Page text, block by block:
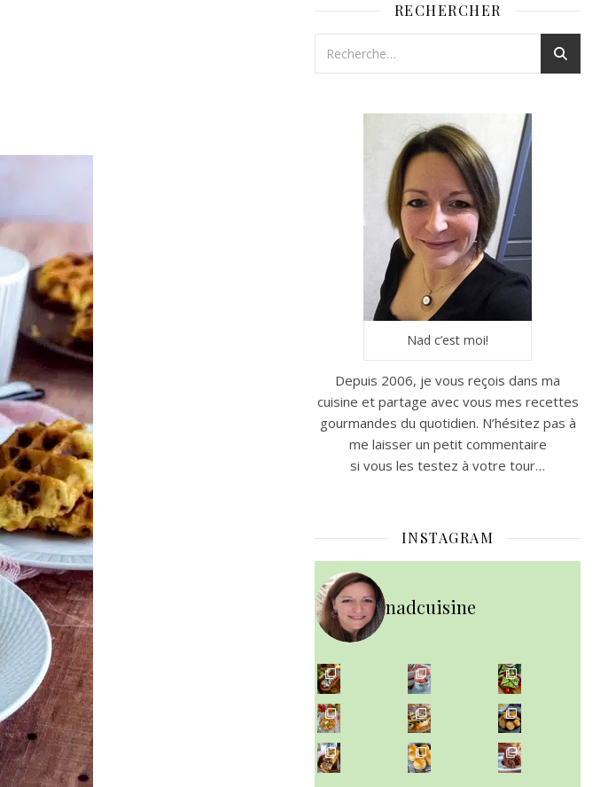
RECHERCHER
Nad c’est moi!
Depuis 2006, je vous reçois dans ma
cuisine et partage avec vous mes recettes
gourmandes du quotidien. N’hésitez pas à
me laisser un petit commentaire
si vous les testez à votre tour…
INSTAGRAM
nadcuisine
~ NICE CREAM À LA FRAISE ~
Presque un mois que
~ SALADE DE PÂTES AUX DEUX TOMATES THON ET BURRA
~ FINANCIERS MYRTILLES ET CITRON ~
Aujourd'hu
~ BUNS MAISON ~
Un peu de boulange par ici au
~ GÂTEAU FONDANT CHOCO NOISETTE ~
C'est lundi